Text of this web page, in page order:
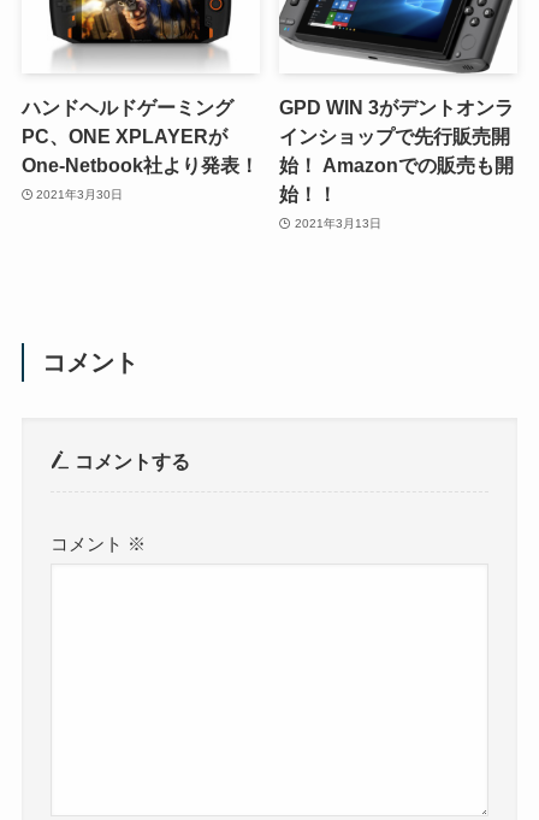
ハンドヘルドゲーミング
PC、ONE XPLAYERが
One-Netbook社より発表！
2021年3月30日
GPD WIN 3がデントオンラ
インショップで先行販売開
始！ Amazonでの販売も開
始！！
2021年3月13日
コメント
コメントする
コメント ※